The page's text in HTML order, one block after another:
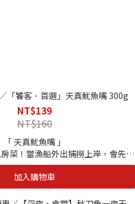
「饕客．首選」天真魷魚嘴 300g
NT$139
NT$160
「 天真魷魚嘴 」
菜！當漁船外出捕撈上岸，會先經
噴嘴就是處理過程留下的部分！
清洗處理，別看它小小一個！口感
煎、炸都很適合大人小孩！
加入購物車